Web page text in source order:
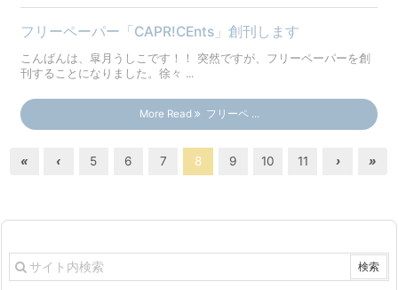
フリーペーパー「CAPR!CEnts」創刊します
こんばんは、皐月うしこです！！ 突然ですが、フリーペーパーを創
刊することになりました。徐々 ...
More Read フリーペ ...
« ‹ 5 6 7 8 9 10 11 › »